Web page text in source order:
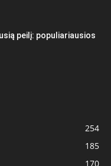
peilį: populiariausios
254
185
170